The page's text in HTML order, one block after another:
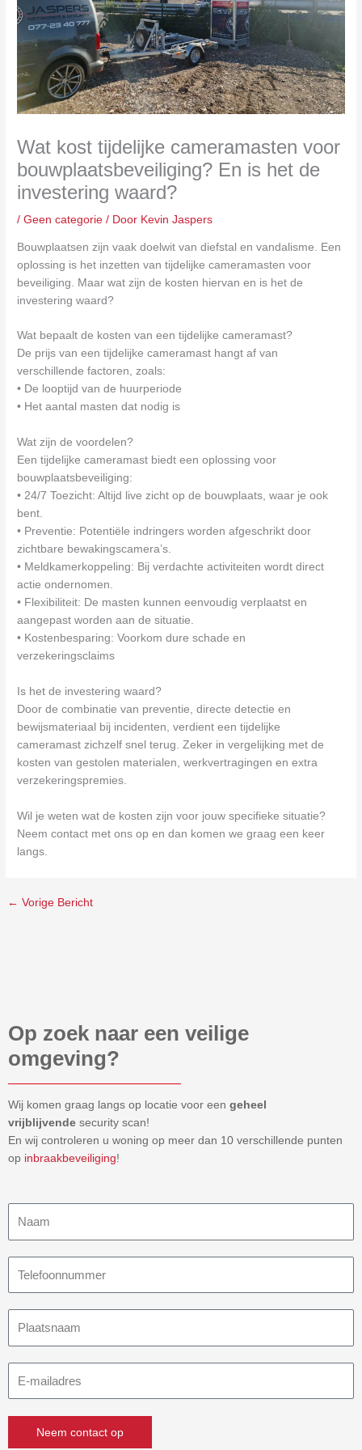
Wat kost tijdelijke cameramasten voor
bouwplaatsbeveiliging? En is het de
investering waard?
/Geen categorie / Door Kevin Jaspers
Bouwplaatsen zijn vaak doelwit van diefstal en vandalisme. Een
oplossing is het inzetten van tijdelijke cameramasten voor
beveiliging. Maar wat zijn de kosten hiervan en is het de
investering waard?
Wat bepaalt de kosten van een tijdelijke cameramast?
De prijs van een tijdelijke cameramast hangt af van
verschillende factoren, zoals:
• De looptijd van de huurperiode
• Het aantal masten dat nodig is
Wat zijn de voordelen?
Een tijdelijke cameramast biedt een oplossing voor
bouwplaatsbeveiliging:
• 24/7 Toezicht: Altijd live zicht op de bouwplaats, waar je ook
bent.
• Preventie: Potentiële indringers worden afgeschrikt door
zichtbare bewakingscamera’s.
• Meldkamerkoppeling: Bij verdachte activiteiten wordt direct
actie ondernomen.
• Flexibiliteit: De masten kunnen eenvoudig verplaatst en
aangepast worden aan de situatie.
• Kostenbesparing: Voorkom dure schade en
verzekeringsclaims
Is het de investering waard?
Door de combinatie van preventie, directe detectie en
bewijsmateriaal bij incidenten, verdient een tijdelijke
cameramast zichzelf snel terug. Zeker in vergelijking met de
kosten van gestolen materialen, werkvertragingen en extra
verzekeringspremies.
Wil je weten wat de kosten zijn voor jouw specifieke situatie?
Neem contact met ons op en dan komen we graag een keer
langs.
← Vorige Bericht
Op zoek naar een veilige
omgeving?
Wij komen graag langs op locatie voor een geheel
vrijblijvende security scan!
En wij controleren u woning op meer dan 10 verschillende punten
op inbraakbeveiliging!
mailadres
Neem contact op